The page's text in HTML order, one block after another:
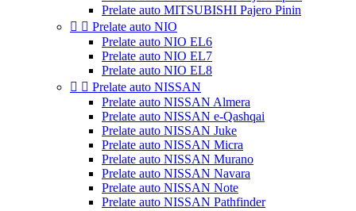
Prelate auto MITSUBISHI Pajero Pinin
  Prelate auto NIO
Prelate auto NIO EL6
Prelate auto NIO EL7
Prelate auto NIO EL8
  Prelate auto NISSAN
Prelate auto NISSAN Almera
Prelate auto NISSAN e-Qashqai
Prelate auto NISSAN Juke
Prelate auto NISSAN Micra
Prelate auto NISSAN Murano
Prelate auto NISSAN Navara
Prelate auto NISSAN Note
Prelate auto NISSAN Pathfinder